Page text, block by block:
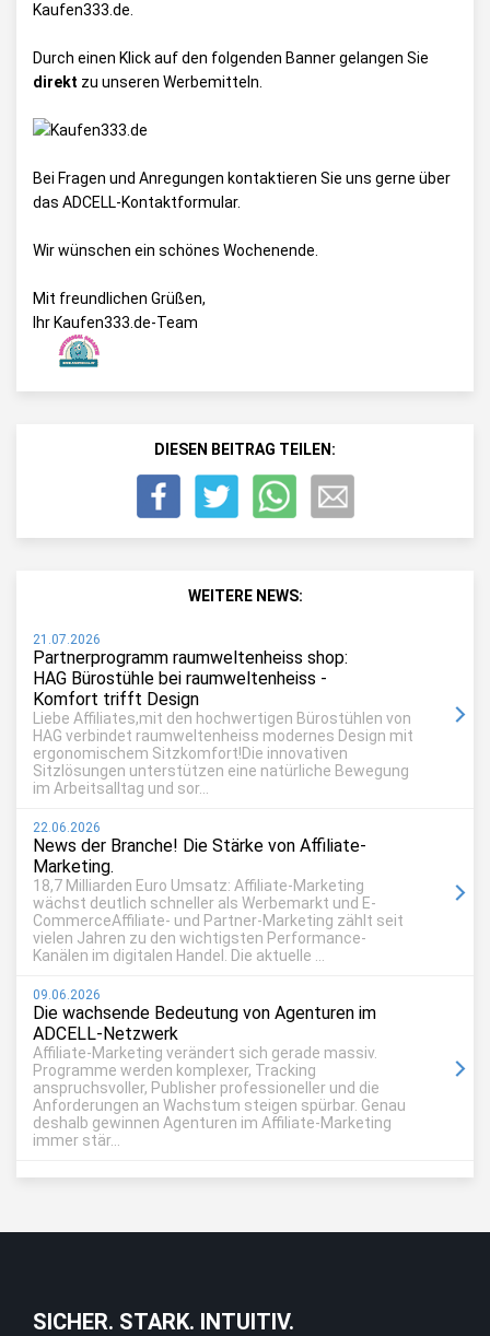
Kaufen333.de
Durch einen Klick auf den folgenden Banner gelangen Sie
direkt zu unseren Werbemitteln.
Bei Fragen und Anregungen kontaktieren Sie uns gerne über
das ADCELL-Kontaktformular.
Wir wünschen ein schönes Wochenende.
Mit freundlichen Grüßen,
Ihr Kaufen333.de-Team
DIESEN BEITRAG TEILEN:
WEITERE NEWS:
21.07.2026
Partnerprogramm raumweltenheiss shop:
HAG Bürostühle bei raumweltenheiss -
Komfort trifft Design
Liebe Affiliates,mit den hochwertigen Bürostühlen von
HAG verbindet raumweltenheiss modernes Design mit
ergonomischem Sitzkomfort!Die innovativen
Sitzlösungen unterstützen eine natürliche Bewegung
im Arbeitsalltag und sor...
22.06.2026
News der Branche! Die Stärke von Affiliate-
Marketing.
18,7 Milliarden Euro Umsatz: Affiliate-Marketing
wächst deutlich schneller als Werbemarkt und E-
CommerceAffiliate- und Partner-Marketing zählt seit
vielen Jahren zu den wichtigsten Performance-
Kanälen im digitalen Handel. Die aktuelle ...
09.06.2026
Die wachsende Bedeutung von Agenturen im
ADCELL-Netzwerk
Affiliate-Marketing verändert sich gerade massiv.
Programme werden komplexer, Tracking
anspruchsvoller, Publisher professioneller und die
Anforderungen an Wachstum steigen spürbar. Genau
deshalb gewinnen Agenturen im Affiliate-Marketing
immer stär...
SICHER. STARK. INTUITIV.